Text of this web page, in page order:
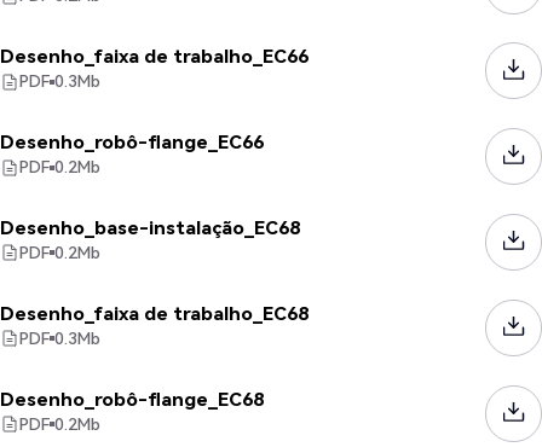
Desenho_faixa de trabalho_EC66
PDF 0.3Mb
Desenho_robô-flange_EC66
PDF 0.2Mb
Desenho_base-instalação_EC68
PDF 0.2Mb
Desenho_faixa de trabalho_EC68
PDF 0.3Mb
Desenho_robô-flange_EC68
PDF 0.2Mb